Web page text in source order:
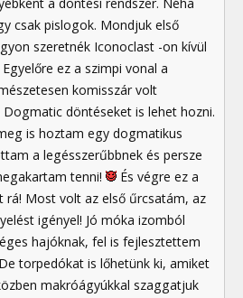
csak pislogok. Mondjuk első
szeretnék Iconoclast -on kívül
ez a szimpi vonal a
komisszár volt
döntéseket is lehet hozni.
is hoztam egy dogmatikus
a legésszerűbbnek és persze
tenni!
És végre ez a
rá! Most volt az első űrcsatám, az
igényel! Jó móka izomból
hajóknak, fel is fejlesztettem
De torpedókat is lőhetünk ki, amiket
makróágyúkkal szaggatjuk